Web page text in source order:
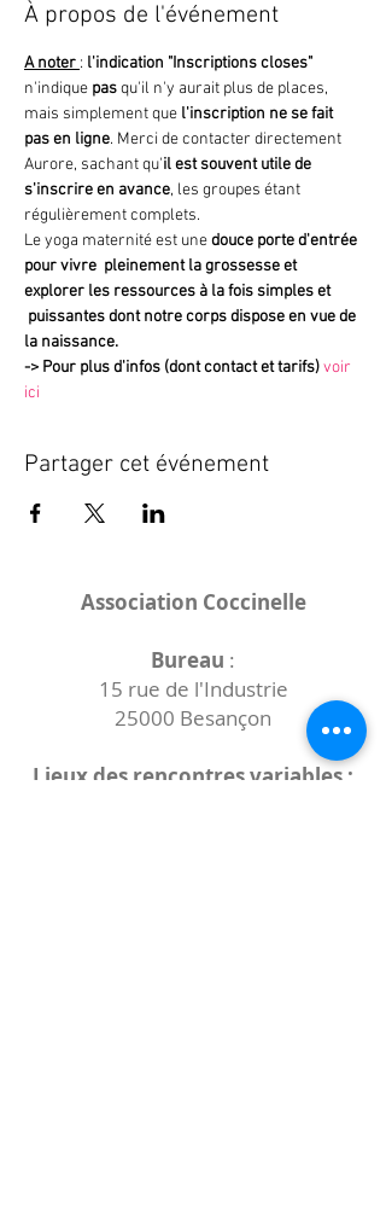
À propos de l'événement
A noter : l'indication "Inscriptions closes"
n'indique pas qu'il n'y aurait plus de places,
mais simplement que l'inscription ne se fait
pas en ligne. Merci de contacter directement
Aurore, sachant qu'il est souvent utile de
s'inscrire en avance, les groupes étant
régulièrement complets.
Le yoga maternité est une douce porte d'entrée
pour vivre  pleinement la grossesse et
explorer les ressources à la fois simples et
puissantes dont notre corps dispose en vue de
la naissance.
-> Pour plus d'infos (dont contact et tarifs)voir
ici
Partager cet événement
Association Coccinelle
Bureau :
15 rue de l'Industrie
25000 Besançon
Lieux des rencontres variables :